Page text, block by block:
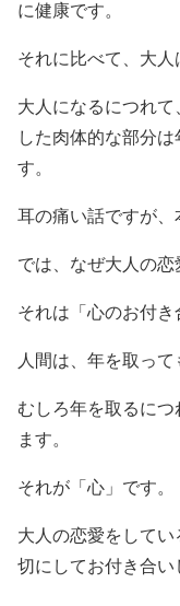
に健康です。
それに比べて、大人
大人になるにつれ
した肉体的な部分
す。
耳の痛い話ですが、
では、なぜ大人の恋
それは「心のお付き
人間は、年を取っ
むしろ年を取るに
ます。
それが「心」です。
大人の恋愛をして
切にしてお付き合い